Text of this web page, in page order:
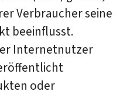
Verbraucher seine
beeinflusst.
Internetnutzer
oder